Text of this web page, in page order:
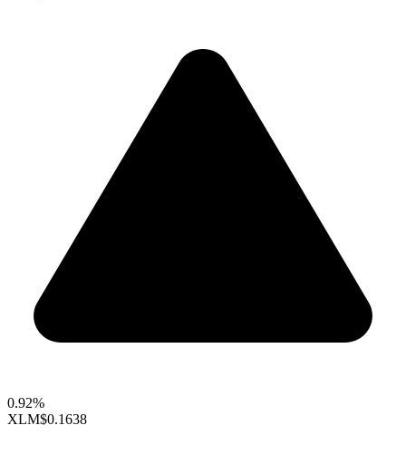
0.92%
XLM$0.1638